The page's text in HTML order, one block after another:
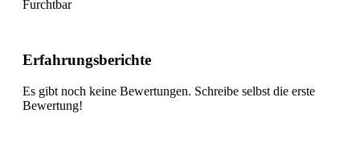
Furchtbar
Erfahrungsberichte
Es gibt noch keine Bewertungen. Schreibe selbst die erste
Bewertung!